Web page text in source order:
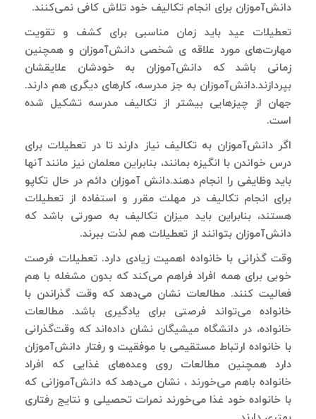
دانش‌آموزان برای انجام تکالیف خود تلاش کافی نمی‌کنند.
تعطیلات عید باید زمان مناسبی برای کشف و تقویت
مهارت‌های مورد علاقه ی شخصی دانش‌آموزان و همچنین
زمانی باشد که دانش‌آموزان به خودشان علایقشان
بپردازند.دانش‌آموزان به جز مدرسه، کارهای دیگری هم دارند.
جهان از چیزهایی بیشتر از تکالیف مدرسه تشکیل شده
است.
اگر دانش‌آموزان به تکالیف نیاز دارند تا در تعطیلات برای
درس خواندن با انگیزه بمانند، بنابراین معلمان نیز مانند آنها
باید وظایفی را انجام دهند.دانش آموزان دائم در حال تکاپو
برای انجام تکالیف در مهلت مقرر و استفاده از تعطیلات
هستند، بنابراین باید میزان تکالیف به صورتی باشد که
دانش‌آموزان بتوانند از تعطیلات هم لذت ببرند.
وقت گذرانی با خانواده اهمیت زیادی دارد. تعطیلات فرصت
خوبی برای همه افراد فراهم می‌کند که بدون مشغله با هم
فعالیت کنند. مطالعات نشان می‌دهد که وقت گذراندن با
خانواده می‌تواند فرصتی برای یادگیری باشد. مطالعات
خانواده، در دانشگاه میشیگان نشان داده‌اند که وقت‌گذرانی
با خانواده ارتباط مستقیمی با موفقیت و رفتار دانش‌آموزان
دارد همچنین مطالعات روی وعده‌های غذایی که افراد
خانواده باهم می‌خورند ، نشان می‌دهد که دانش‌آموزانی که
با خانواده خود غذا می‌خورند نمرات تحصیلی و نتایج رفتاری